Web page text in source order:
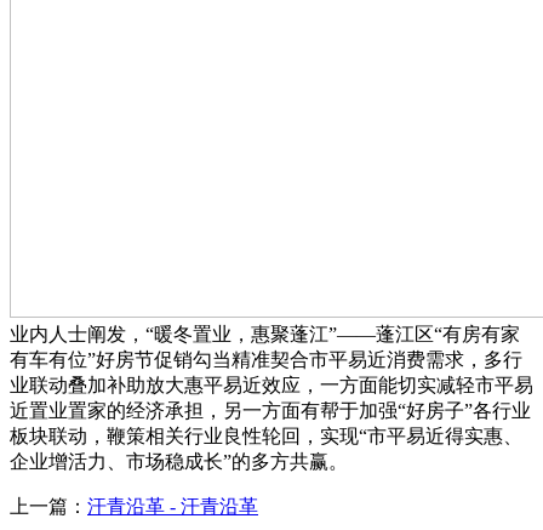
业内人士阐发，“暖冬置业，惠聚蓬江”——蓬江区“有房有家
有车有位”好房节促销勾当精准契合市平易近消费需求，多行
业联动叠加补助放大惠平易近效应，一方面能切实减轻市平易
近置业置家的经济承担，另一方面有帮于加强“好房子”各行业
板块联动，鞭策相关行业良性轮回，实现“市平易近得实惠、
企业增活力、市场稳成长”的多方共赢。
上一篇： 汗青沿革 - 汗青沿革